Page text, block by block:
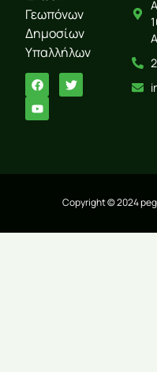
Γεωπόνων
Δημοσίων
Υπαλλήλων
Copyright © 2024